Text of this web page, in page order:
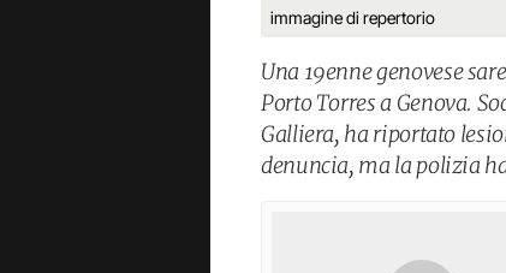
immagine di repertorio
Una 19enne genovese
Porto Torres a Genova.
Galliera, ha riportato
denuncia, ma la polizia